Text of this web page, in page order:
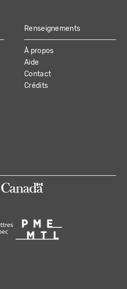
Renseignements
À propos
Aide
Contact
Crédits